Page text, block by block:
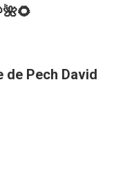
de Pech David